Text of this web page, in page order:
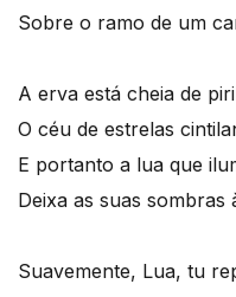
Sobre o ramo de um
A erva está cheia de
O céu de estrelas
E portanto a lua que
Deixa as suas sombras
Suavemente, Lua, tu